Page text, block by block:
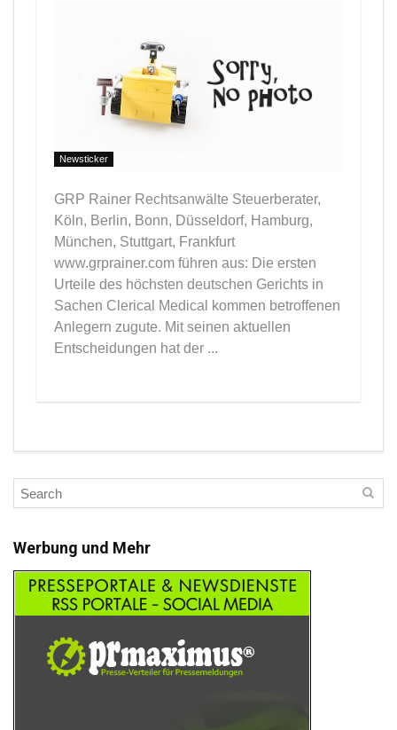
Newsticker
GRP Rainer Rechtsanwälte Steuerberater,
Köln, Berlin, Bonn, Düsseldorf, Hamburg,
München, Stuttgart, Frankfurt
www.grprainer.com führen aus: Die ersten
Urteile des höchsten deutschen Gerichts in
Sachen Clerical Medical kommen betroffenen
Anlegern zugute. Mit seinen aktuellen
Entscheidungen hat der ...
Werbung und Mehr